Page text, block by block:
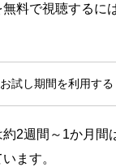
料で視聴するに
試し期間を利用する
2週間～1か月間
ます。